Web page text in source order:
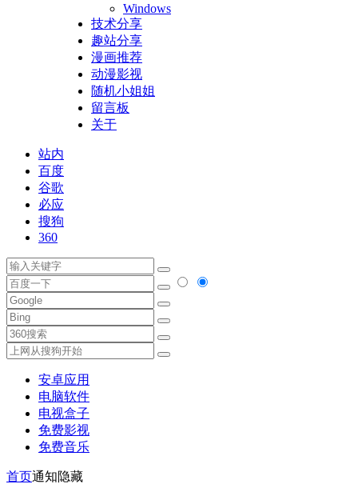
Windows
技术分享
趣站分享
漫画推荐
动漫影视
随机小姐姐
留言板
关于
站内
百度
谷歌
必应
搜狗
360
安卓应用
电脑软件
电视盒子
免费影视
免费音乐
首页通知隐藏